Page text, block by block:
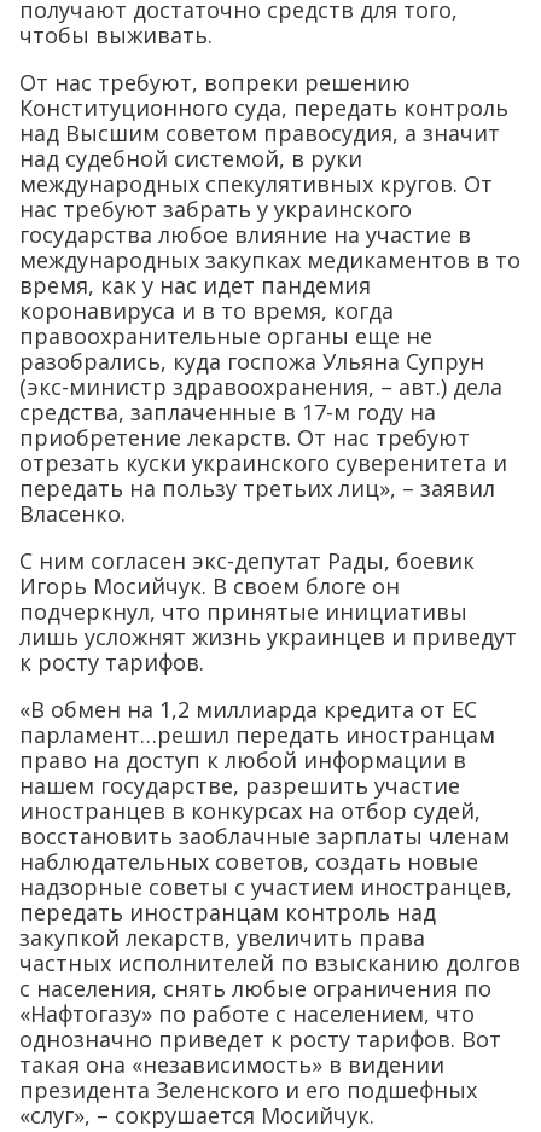
получают достаточно средств для того,
чтобы выживать.
От нас требуют, вопреки решению
Конституционного суда, передать контроль
над Высшим советом правосудия, а значит
над судебной системой, в руки
международных спекулятивных кругов. От
нас требуют забрать у украинского
государства любое влияние на участие в
международных закупках медикаментов в то
время, как у нас идет пандемия
коронавируса и в то время, когда
правоохранительные органы еще не
разобрались, куда госпожа Ульяна Супрун
(экс-министр здравоохранения, – авт.) дела
средства, заплаченные в 17-м году на
приобретение лекарств. От нас требуют
отрезать куски украинского суверенитета и
передать на пользу третьих лиц», – заявил
Власенко.
С ним согласен экс-депутат Рады, боевик
Игорь Мосийчук. В своем блоге он
подчеркнул, что принятые инициативы
лишь усложнят жизнь украинцев и приведут
к росту тарифов.
«В обмен на 1,2 миллиарда кредита от ЕС
парламент…решил передать иностранцам
право на доступ к любой информации в
нашем государстве, разрешить участие
иностранцев в конкурсах на отбор судей,
восстановить заоблачные зарплаты членам
наблюдательных советов, создать новые
надзорные советы с участием иностранцев,
передать иностранцам контроль над
закупкой лекарств, увеличить права
частных исполнителей по взысканию долгов
с населения, снять любые ограничения по
«Нафтогазу» по работе с населением, что
однозначно приведет к росту тарифов. Вот
такая она «независимость» в видении
президента Зеленского и его подшефных
«слуг», – сокрушается Мосийчук.